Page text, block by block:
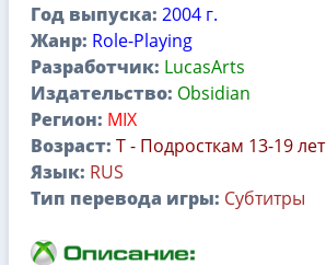
Год выпуска: 2004 г.
Жанр: Role-Playing
Разработчик: LucasArts
Издательство: Obsidian
Регион: MIX
Возраст: T - Подросткам 13-19 лет
Язык: RUS
Тип перевода игры: Субтитры